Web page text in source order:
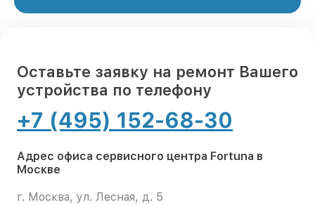
Оставьте заявку на ремонт Вашего
устройства по телефону
+7 (495) 152-68-30
Адрес офиса сервисного центра Fortuna в
Москве
г. Москва, ул. Лесная, д. 5